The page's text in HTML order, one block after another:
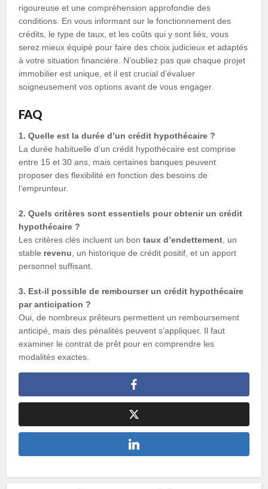
rigoureuse et une compréhension approfondie des
conditions. En vous informant sur le fonctionnement des
crédits, le type de taux, et les coûts qui y sont liés, vous
serez mieux équipé pour faire des choix judicieux et adaptés
à votre situation financière. N’oubliez pas que chaque projet
immobilier est unique, et il est crucial d’évaluer
soigneusement vos options avant de vous engager.
FAQ
1. Quelle est la durée d’un crédit hypothécaire ?
La durée habituelle d’un crédit hypothécaire est comprise
entre 15 et 30 ans, mais certaines banques peuvent
proposer des flexibilité en fonction des besoins de
l’emprunteur.
2. Quels critères sont essentiels pour obtenir un crédit
hypothécaire ?
Les critères clés incluent un bontaux d’endettement , un
stable revenu , un historique de crédit positif, et un apport
personnel suffisant.
3. Est-il possible de rembourser un crédit hypothécaire
par anticipation ?
Oui, de nombreux prêteurs permettent un remboursement
anticipé, mais des pénalités peuvent s’appliquer. Il faut
examiner le contrat de prêt pour en comprendre les
modalités exactes.